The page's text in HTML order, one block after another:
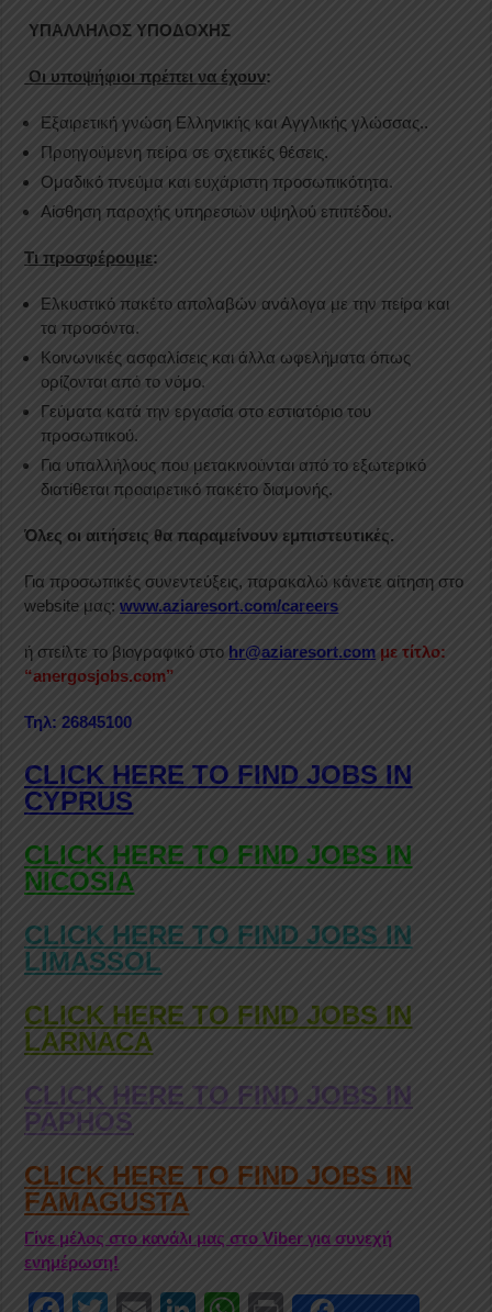
ΥΠΑΛΛΗΛΟΣ ΥΠΟΔΟΧΗΣ
Οι υποψήφιοι πρέπει να έχουν:
Εξαιρετική γνώση Eλληνικής και Aγγλικής γλώσσας..
Προηγούμενη πείρα σε σχετικές θέσεις.
Ομαδικό πνεύμα και ευχάριστη προσωπικότητα.
Αίσθηση παροχής υπηρεσιών υψηλού επιπέδου.
Τι προσφέρουμε:
Ελκυστικό πακέτο απολαβών ανάλογα με την πείρα και
τα προσόντα.
Κοινωνικές ασφαλίσεις και άλλα ωφελήματα όπως
ορίζονται από το νόμο.
Γεύματα κατά την εργασία στο εστιατόριο του
προσωπικού.
Για υπαλλήλους που μετακινούνται από το εξωτερικό
διατίθεται προαιρετικό πακέτο διαμονής.
Όλες οι αιτήσεις θα παραμείνουν εμπιστευτικές.
Για προσωπικές συνεντεύξεις, παρακαλώ κάνετε αίτηση στο
website μας:www.aziaresort.com/careers
ή στείλτε το βιογραφικό στο hr@aziaresort.com με τίτλο:
“anergosjobs.com”
Τηλ: 26845100
CLICK HERE TO FIND JOBS IN
CYPRUS
CLICK HERE TO FIND JOBS IN
NICOSIA
CLICK HERE TO FIND JOBS IN
LIMASSOL
CLICK HERE TO FIND JOBS IN
LARNACA
CLICK HERE TO FIND JOBS IN
PAPHOS
CLICK HERE TO FIND JOBS IN
FAMAGUSTA
Γίνε μέλος στο κανάλι μας στο Viber για συνεχή
ενημέρωση!